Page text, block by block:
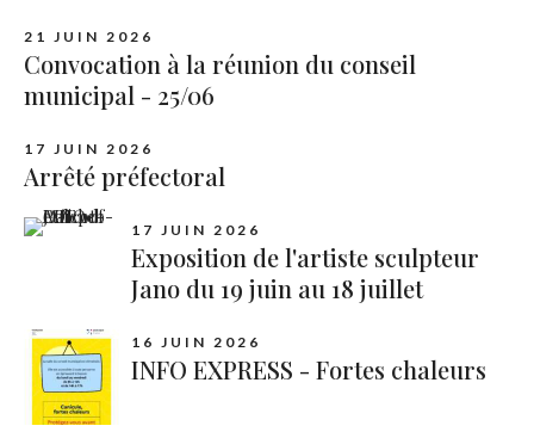
21 JUIN 2026
Convocation à la réunion du conseil
municipal - 25/06
17 JUIN 2026
Arrêté préfectoral
17 JUIN 2026
Exposition de l'artiste sculpteur
Jano du 19 juin au 18 juillet
16 JUIN 2026
INFO EXPRESS - Fortes chaleurs